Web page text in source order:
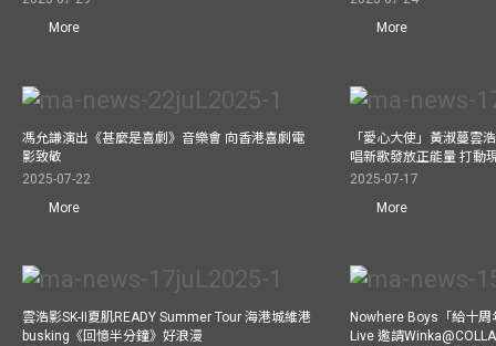
More
More
馮允謙演出《甚麼是喜劇》音樂會 向香港喜劇電
影致敬
2025-07-22
More
「愛心大使」黃淑蔓雲
唱新歌發放正能量 打動
2025-07-17
More
雲浩影SK-II夏肌READY Summer Tour 海港城維港
busking《回憶半分鐘》好浪漫
Nowhere Boys「給十
Live 邀請